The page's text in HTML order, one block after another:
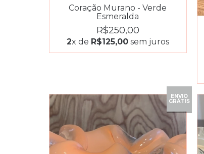
Coração Murano - Verde
Esmeralda
R$250,00
2x de R$125,00sem juros
ENVIO
GRÁTIS